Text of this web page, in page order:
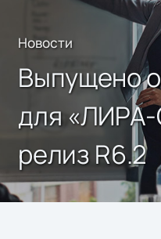
Новости
Выпущено
для
релиз R6.2